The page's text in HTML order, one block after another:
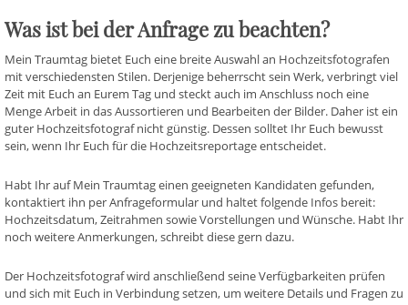
Was ist bei der Anfrage zu beachten?
Mein Traumtag bietet Euch eine breite Auswahl an Hochzeitsfotografen
mit verschiedensten Stilen. Derjenige beherrscht sein Werk, verbringt viel
Zeit mit Euch an Eurem Tag und steckt auch im Anschluss noch eine
Menge Arbeit in das Aussortieren und Bearbeiten der Bilder. Daher ist ein
guter Hochzeitsfotograf nicht günstig. Dessen solltet Ihr Euch bewusst
sein, wenn Ihr Euch für die Hochzeitsreportage entscheidet.
Habt Ihr auf Mein Traumtag einen geeigneten Kandidaten gefunden,
kontaktiert ihn per Anfrageformular und haltet folgende Infos bereit:
Hochzeitsdatum, Zeitrahmen sowie Vorstellungen und Wünsche. Habt Ihr
noch weitere Anmerkungen, schreibt diese gern dazu.
Der Hochzeitsfotograf wird anschließend seine Verfügbarkeiten prüfen
und sich mit Euch in Verbindung setzen, um weitere Details und Fragen zu